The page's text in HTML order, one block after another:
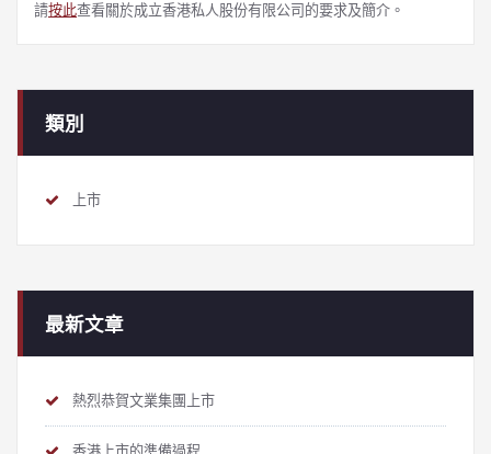
請按此查看關於成立香港私人股份有限公司的要求及簡介。
類別
上市
最新文章
熱烈恭賀文業集團上市